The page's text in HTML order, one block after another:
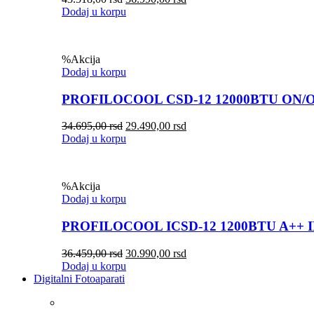
Dodaj u korpu
%Akcija
Dodaj u korpu
PROFILOCOOL CSD-12 12000BTU ON/
34.695,00rsd 29.490,00 rsd
Dodaj u korpu
%Akcija
Dodaj u korpu
PROFILOCOOL ICSD-12 1200BTU
36.459,00rsd 30.990,00 rsd
Dodaj u korpu
Digitalni Fotoaparati